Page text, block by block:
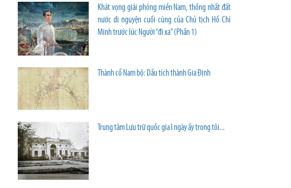
Khát vọng giải phóng miền Nam, thống nhất đất
nước di nguyện cuối cùng của Chủ tịch Hồ Chí
Minh trước lúc Người “đi xa” (Phần 1)
Thành cổ Nam bộ: Dấu tích thành Gia Định
Trung tâm Lưu trữ quốc gia I ngày ấy trong tôi...